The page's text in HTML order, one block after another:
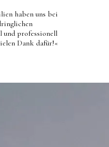
haben uns bei
und professionell
Dank dafür!«